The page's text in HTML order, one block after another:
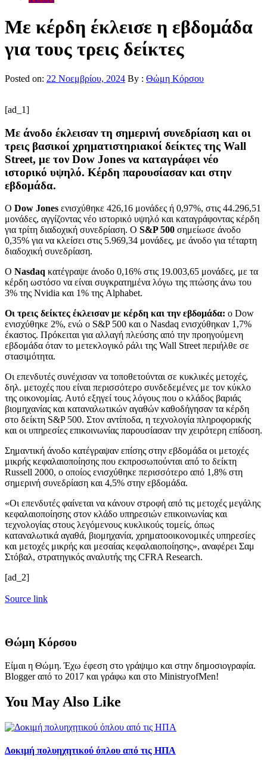
Με κέρδη έκλεισε η εβδομάδα
για τους τρεις δείκτες
Posted on: 22 Νοεμβρίου, 2024 By : Θώμη Κόρσου
[ad_1]
Mε άνοδο έκλεισαν τη σημερινή συνεδρίαση και οι
τρεις βασικοί χρηματιστηριακοί δείκτες της Wall
Street, με τον Dow Jones να καταγράφει νέο
ιστορικό υψηλό. Κέρδη παρουσίασαν και στην
εβδομάδα.
Ο Dow Jones ενισχύθηκε 426,16 μονάδες ή 0,97%, στις 44.296,51
μονάδες, αγγίζοντας νέο ιστορικό υψηλό και καταγράφοντας κέρδη
για τρίτη διαδοχική συνεδρίαση. Ο S&P 500 σημείωσε άνοδο
0,35% για να κλείσει στις 5.969,34 μονάδες, με άνοδο για τέταρτη
διαδοχική συνεδρίαση.
Ο Nasdaq κατέγραψε άνοδο 0,16% στις 19.003,65 μονάδες, με τα
κέρδη ωστόσο να είναι συγκρατημένα λόγω της πτώσης άνω του
3% της Nvidia και 1% της Alphabet.
Οι τρεις δείκτες έκλεισαν με κέρδη και την εβδομάδα: ο Dow
ενισχύθηκε 2%, ενώ ο S&P 500 και ο Nasdaq ενισχύθηκαν 1,7%
έκαστος. Πρόκειται για αλλαγή πλεύσης από την προηγούμενη
εβδομάδα όταν το μετεκλογικό ράλι της Wall Street περιήλθε σε
στασιμότητα.
Οι επενδυτές συνέχισαν να τοποθετούνται σε κυκλικές μετοχές,
δηλ. μετοχές που είναι περισσότερο συνδεδεμένες με τον κύκλο
της οικονομίας. Αυτό εξηγεί τους λόγους που ο κλάδος βαριάς
βιομηχανίας και καταναλωτικών αγαθών καθοδήγησαν τα κέρδη
στο δείκτη S&P 500. Στον αντίποδα, η τεχνολογία πληροφορικής
και οι υπηρεσίες επικοινωνίας παρουσίασαν την χειρότερη επίδοση.
Σημαντική άνοδο κατέγραψαν επίσης στην εβδομάδα οι μετοχές
μικρής κεφαλαιοποίησης που εκπροσωπούνται από το δείκτη
Russell 2000, ο οποίος ενισχύθηκε περισσότερο από 1,8% στη
σημερινή συνεδρίαση και 4,5% στην εβδομάδα.
«Οι επενδυτές φαίνεται να κάνουν στροφή από τις μετοχές μεγάλης
κεφαλαιοποίησης στον κλάδο υπηρεσιών επικοινωνίας και
τεχνολογίας στους λεγόμενους κυκλικούς τομείς, όπως
καταναλωτικά αγαθά, βιομηχανία, χρηματοοικονομικές υπηρεσίες
και μετοχές μικρής και μεσαίας κεφαλαιοποίησης», αναφέρει Σαμ
Στόβαλ, στρατηγικός αναλυτής της CFRA Research.
[ad_2]
Source link
Θώμη Κόρσου
Είμαι η Θώμη. Έχω έφεση στο γράψιμο και στην δημοσιογραφία.
Blogger από το 2017 και γράφω και στο MinistryofMen!
You May Also Like
Δοκιμή πολυηχητικού όπλου από τις ΗΠΑ